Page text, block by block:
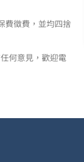
費徵費，並均四捨
何意見，歡迎電